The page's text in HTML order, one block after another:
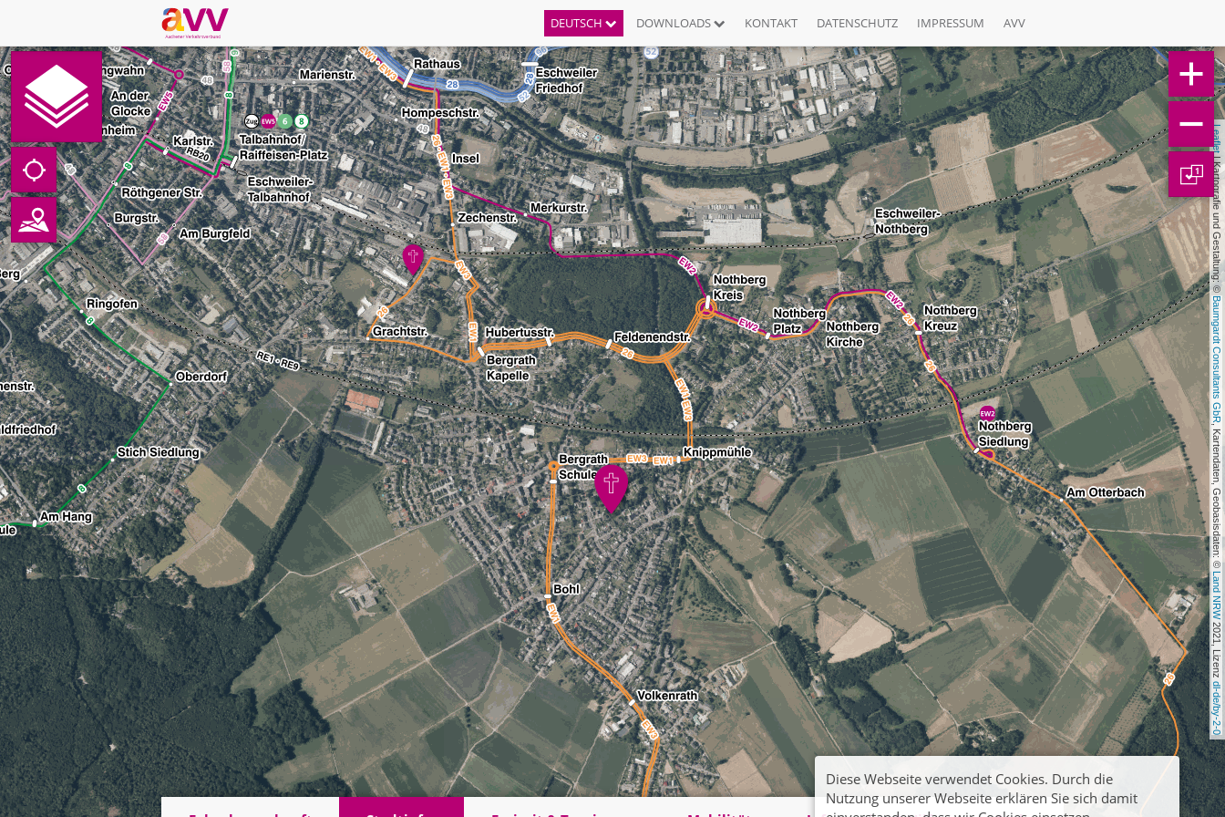
DEUTSCH DOWNLOADS KONTAKT DATENSCHUTZ IMPRESSUM AVV
Leaflet
| Kartografie und Gestaltung: ©
Baumgardt Consultants GbR
, Kartendaten, Geobasisdaten: ©
Land NRW
2021, Lizenz
dl-de/by-2-0
1
Diese Webseite verwendet Cookies. Durch die
Nutzung unserer Webseite erklären Sie sich damit